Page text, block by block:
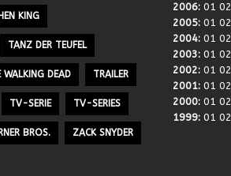
KING
TANZ DER TEUFEL
WALKING DEAD TRAILER
TV-SERIE TV-SERIES
BROS. ZACK SNYDER
2006: 01 02
2005: 01 02
2004: 01 02
2003: 01 02
2002: 01 02
2001: 01 02
2000: 01 02
1999: 01 02